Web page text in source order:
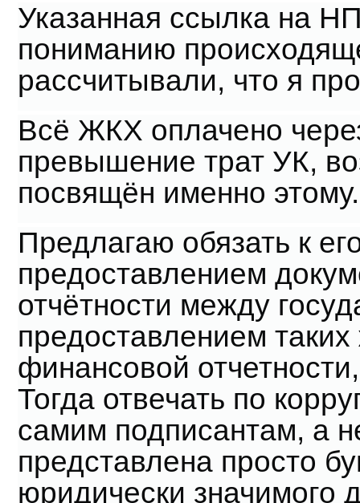
Указанная ссылка на
пониманию
рассчитывали, что я
Всё ЖКХ оплачено
превышение трат УК,
посвящён именно этому.
Предлагаю обязать к
предоставлением
отчётности между
предоставлением
финансовой
Тогда отвечать по
самим подписантам, а
представлена просто
юридически значимого